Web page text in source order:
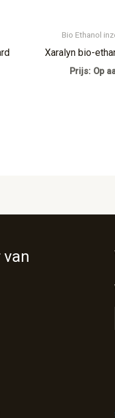
Bio Ethanol
Xaralyn bio-
Prijs: Op
van